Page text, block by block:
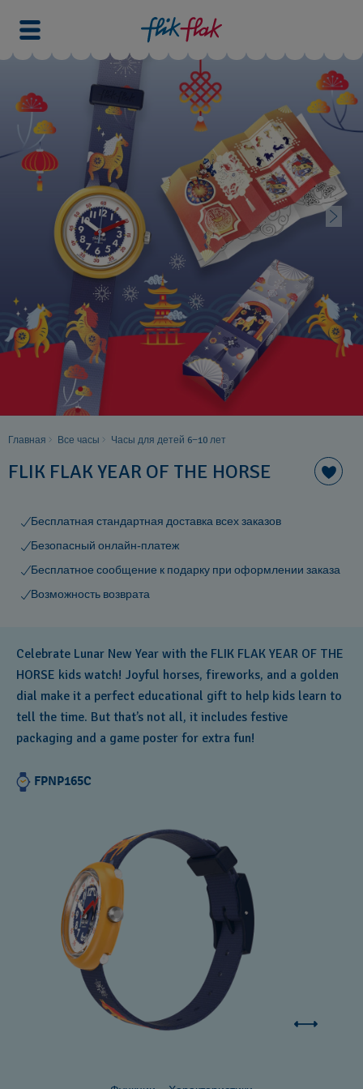
Главная Все часы Часы для детей 6−10 лет
FLIK FLAK YEAR OF THE HORSE
Бесплатная стандартная доставка всех заказов
Безопасный онлайн-платеж
Бесплатное сообщение к подарку при оформлении заказа
Возможность возврата
Celebrate Lunar New Year with the FLIK FLAK YEAR OF THE
HORSE kids watch! Joyful horses, fireworks, and a golden
dial make it a perfect educational gift to help kids learn to
tell the time. But that’s not all, it includes festive
packaging and a game poster for extra fun!
FPNP165C